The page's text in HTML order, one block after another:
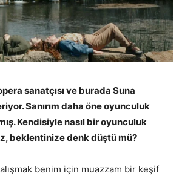
sanatçısı ve burada Suna
Sanırım daha öne oyunculuk
Kendisiyle nasıl bir oyunculuk
beklentinize denk düştü mü?
benim için muazzam bir keşif